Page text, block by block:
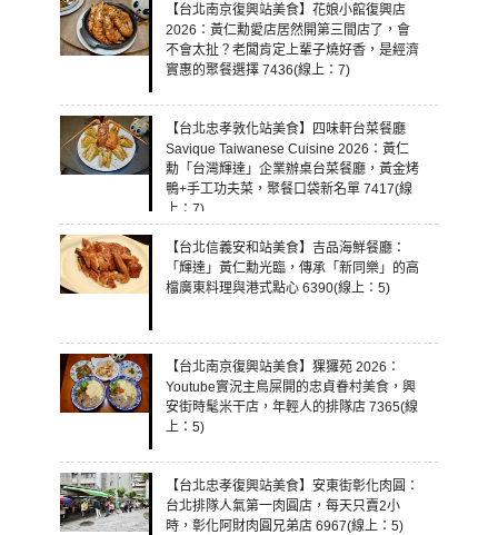
【台北南京復興站美食】花娘小館復興店
2026：黃仁勳愛店居然開第三間店了，會
不會太扯？老闆肯定上輩子燒好香，是經濟
實惠的聚餐選擇 7436(線上：7)
【台北忠孝敦化站美食】四味軒台菜餐廳
Savique Taiwanese Cuisine 2026：黃仁
勳「台灣輝達」企業辦桌台菜餐廳，黃金烤
鴨+手工功夫菜，聚餐口袋新名單 7417(線
上：7)
【台北信義安和站美食】吉品海鮮餐廳：
「輝達」黃仁勳光臨，傳承「新同樂」的高
檔廣東料理與港式點心 6390(線上：5)
【台北南京復興站美食】猓玀苑 2026：
Youtube實況主鳥屎開的忠貞眷村美食，興
安街時髦米干店，年輕人的排隊店 7365(線
上：5)
【台北忠孝復興站美食】安東街彰化肉圓：
台北排隊人氣第一肉圓店，每天只賣2小
時，彰化阿財肉圓兄弟店 6967(線上：5)